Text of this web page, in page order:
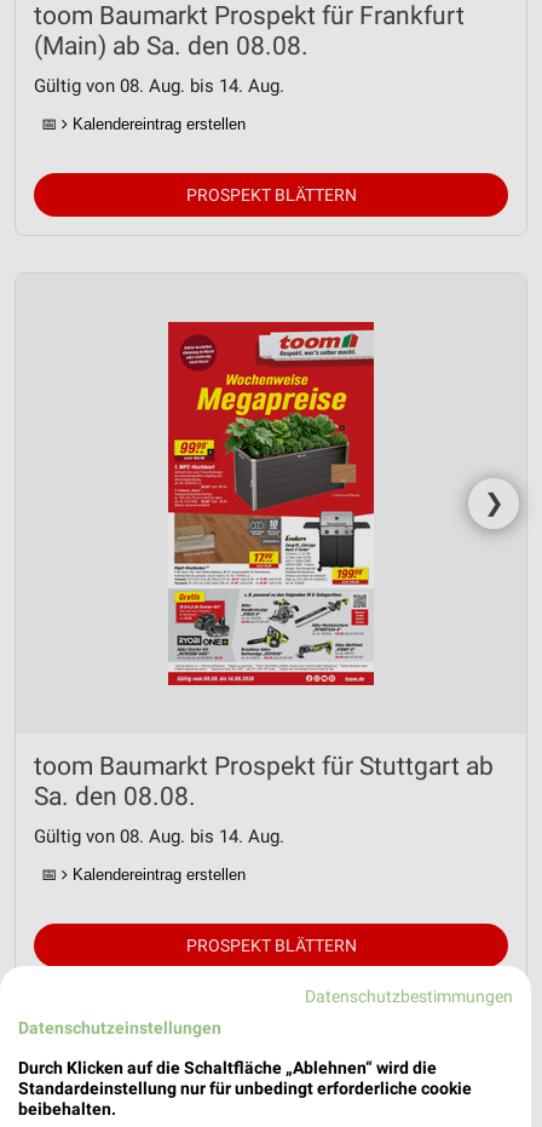
toom Baumarkt Prospekt für Frankfurt
(Main) ab Sa. den 08.08.
Gültig von 08. Aug. bis 14. Aug.
📅 Kalendereintrag erstellen
PROSPEKT BLÄTTERN
❯
toom Baumarkt Prospekt für Stuttgart ab
Sa. den 08.08.
Gültig von 08. Aug. bis 14. Aug.
📅 Kalendereintrag erstellen
PROSPEKT BLÄTTERN
Datenschutzbestimmungen
Datenschutzeinstellungen
Durch Klicken auf die Schaltfläche „Ablehnen“ wird die
Standardeinstellung nur für unbedingt erforderliche cookie
beibehalten.